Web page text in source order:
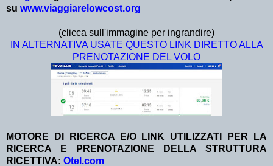
su www.viaggiarelowcost.org
(clicca sull'immagine per ingrandire)
IN ALTERNATIVA USATE QUESTO LINK DIRETTO ALLA
PRENOTAZIONE DEL VOLO
MOTORE DI RICERCA E/O LINK UTILIZZATI PER LA
RICERCA E PRENOTAZIONE DELLA STRUTTURA
RICETTIVA: Otel.com